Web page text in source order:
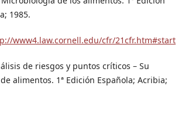
1985.
www4.law.cornell.edu/cfr/21cfr.htm#start
de riesgos y puntos críticos – Su
alimentos. 1ª Edición Española; Acribia;